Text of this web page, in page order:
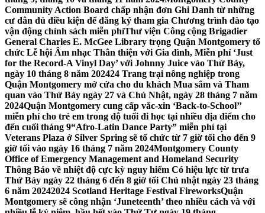
Community Action Board chấp nhận đơn Ghi Danh từ những
cư dân đủ điều kiện để đăng ký tham gia Chương trình đào tạo
vận động chính sách miễn phíThư viện Công cộng Brigadier
General Charles E. McGee Library trọng Quận Montgomery tổ
chức Lễ hội Âm nhạc Thân thiện với Gia đình, Miễn phí ‘Just
for the Record-A Vinyl Day’ với Johnny Juice vào Thứ Bảy,
ngày 10 tháng 8 năm 202424 Trang trại nông nghiệp trong
Quận Montgomery mở cửa cho du khách Mua sắm và Tham
quan vào Thứ Bảy ngày 27 và Chủ Nhật, ngày 28 tháng 7 năm
2024Quận Montgomery cung cấp vắc-xin ‘Back-to-School’’
miễn phí cho trẻ em trong độ tuổi đi học tại nhiều địa điểm cho
đến cuối tháng 9“Afro-Latin Dance Party” miễn phí tại
Veterans Plaza ở Silver Spring sẽ tổ chức từ 7 giờ tối cho đến 9
giờ tối vào ngày 16 tháng 7 năm 2024Montgomery County
Office of Emergency Management and Homeland Security
Thông Báo về nhiệt độ cực kỳ nguy hiểm Có hiệu lực từ trưa
Thứ Bảy ngày 22 tháng 6 đến 8 giờ tối Chủ nhật ngày 23 tháng
6 năm 20242024 Scotland Heritage Festival FireworksQuận
Montgomery sẽ công nhận ‘Juneteenth’ theo nhiều cách và với